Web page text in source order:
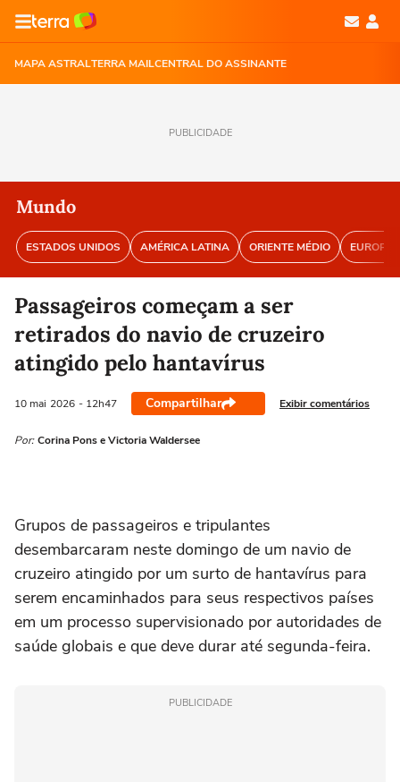
MAPA ASTRALTERRA MAILCENTRAL DO ASSINANTE
PUBLICIDADE
Mundo
ESTADOS UNIDOS AMÉRICA LATINA ORIENTE MÉDIO EUROPA
Passageiros começam a ser
retirados do navio de cruzeiro
atingido pelo hantavírus
10 mai 2026 - 12h47 Compartilhar Exibir comentários
Por: Corina Pons e Victoria Waldersee
Grupos de passageiros e tripulantes
desembarcaram ‌neste domingo de um navio de
cruzeiro atingido por um surto de hantavírus para
serem encaminhados para seus respectivos países
em um processo supervisionado por autoridades de
saúde globais e que deve durar até segunda-feira.
PUBLICIDADE